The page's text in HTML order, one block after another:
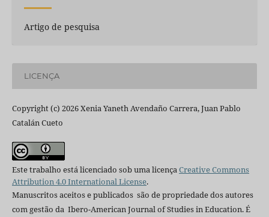
Artigo de pesquisa
LICENÇA
Copyright (c) 2026 Xenia Yaneth Avendaño Carrera, Juan Pablo
Catalán Cueto
Este trabalho está licenciado sob uma licençaCreative Commons
Attribution 4.0 International License.
Manuscritos aceitos e publicados são de propriedade dos autores
com gestão da Ibero-American Journal of Studies in Education. É